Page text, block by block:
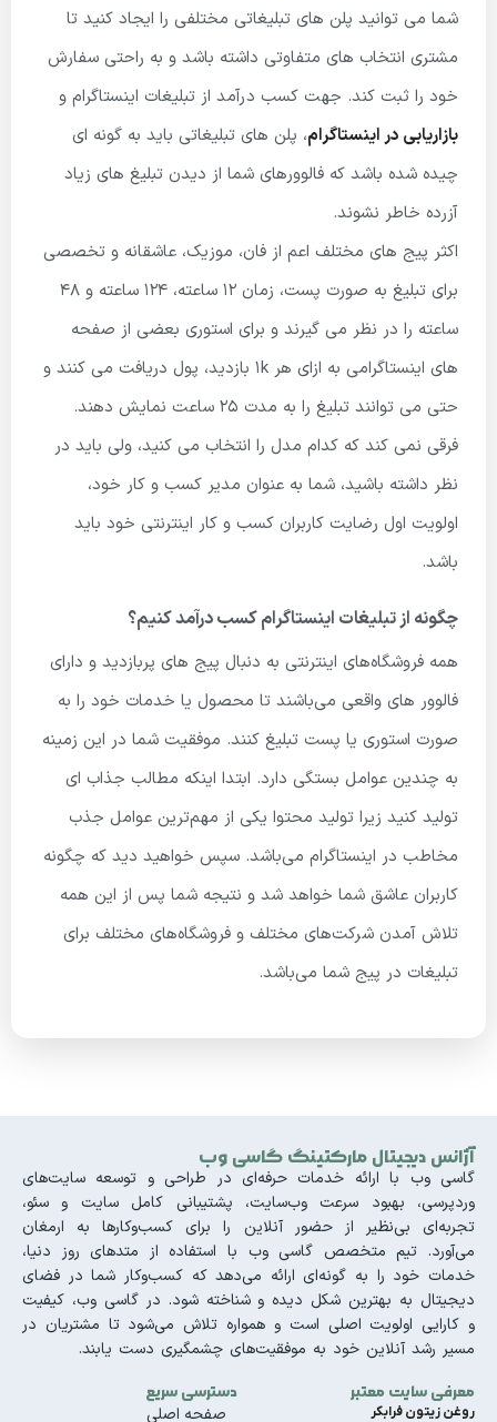
شما می توانید پلن های تبلیغاتی مختلفی را ایجاد کنید تا
مشتری انتخاب های متفاوتی داشته باشد و به راحتی سفارش
خود را ثبت کند. جهت کسب درآمد از تبلیغات اینستاگرام و
بازاریابی در اینستاگرام، پلن های تبلیغاتی باید به گونه ای
چیده شده باشد که فالوورهای شما از دیدن تبلیغ های زیاد
آزرده خاطر نشوند.
اکثر پیج های مختلف اعم از فان، موزیک، عاشقانه و تخصصی
برای تبلیغ به صورت پست، زمان 12 ساعته، 124 ساعته و 48
ساعته را در نظر می گیرند و برای استوری بعضی از صفحه
های اینستاگرامی به ازای هر 1k بازدید، پول دریافت می کنند و
حتی می توانند تبلیغ را به مدت 25 ساعت نمایش دهند.
فرقی نمی کند که کدام مدل را انتخاب می کنید، ولی باید در
نظر داشته باشید، شما به عنوان مدیر کسب و کار خود،
اولویت اول رضایت کاربران کسب و کار اینترنتی خود باید
باشد.
چگونه از تبلیغات اینستاگرام کسب درآمد کنیم؟
همه فروشگاه‌های اینترنتی به دنبال پیج های پربازدید و دارای
فالوور های واقعی می‌باشند تا محصول یا خدمات خود را به
صورت استوری یا پست تبلیغ کنند. موفقیت شما در این زمینه
به چندین عوامل بستگی دارد. ابتدا اینکه مطالب جذاب ای
تولید کنید زیرا تولید محتوا یکی از مهم‌ترین عوامل جذب
مخاطب در اینستاگرام می‌باشد. سپس خواهید دید که چگونه
کاربران عاشق شما خواهد شد و نتیجه شما پس از این همه
تلاش آمدن شرکت‌های مختلف و فروشگاه‌های مختلف برای
تبلیغات در پیج شما می‌باشد.
آژانس دیجیتال مارکتینگ گاسی وب
گاسی وب با ارائه خدمات حرفه‌ای در طراحی و توسعه سایت‌های
وردپرسی، بهبود سرعت وب‌سایت، پشتیبانی کامل سایت و سئو،
تجربه‌ای بی‌نظیر از حضور آنلاین را برای کسب‌وکارها به ارمغان
می‌آورد. تیم متخصص گاسی وب با استفاده از متدهای روز دنیا،
خدمات خود را به گونه‌ای ارائه می‌دهد که کسب‌وکار شما در فضای
دیجیتال به بهترین شکل دیده و شناخته شود. در گاسی وب، کیفیت
و کارایی اولویت اصلی است و همواره تلاش می‌شود تا مشتریان در
مسیر رشد آنلاین خود به موفقیت‌های چشمگیری دست یابند.
معرفی سایت معتبر
روغن زیتون فرابکر
دسترسی سریع
صفحه اصلی